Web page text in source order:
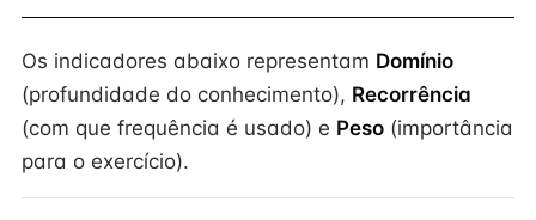
Os indicadores abaixo representam Domínio
(profundidade do conhecimento), Recorrência
(com que frequência é usado) e Peso (importância
para o exercício).